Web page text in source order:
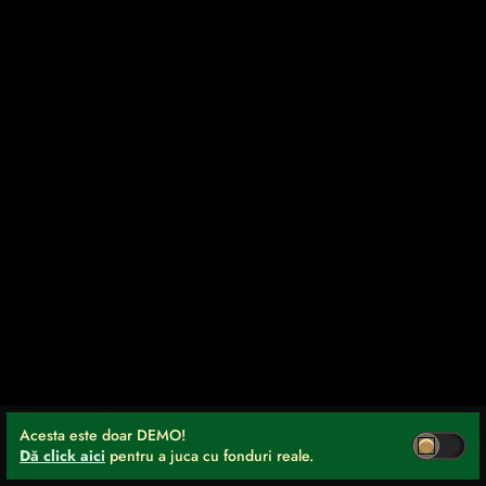
Acesta este doar DEMO!
Dă click aici pentru a juca cu fonduri reale.